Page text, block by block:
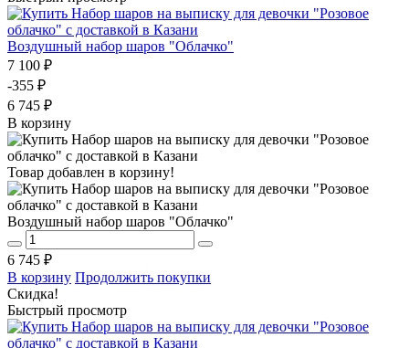
Воздушный набор шаров "Облачко"
7 100 ₽
-355 ₽
6 745 ₽
В корзину
Товар добавлен в корзину!
Воздушный набор шаров "Облачко"
6 745 ₽
В корзину Продолжить покупки
Скидка!
Быстрый просмотр